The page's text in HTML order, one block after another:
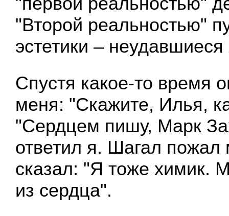
"Второй реальностью"
эстетики –
Спустя какое-то время
меня: "Скажите, Илья,
"Сердцем пишу, Марк
ответил я. Шагал пожал
сказал: "Я тоже химик.
из сердца".